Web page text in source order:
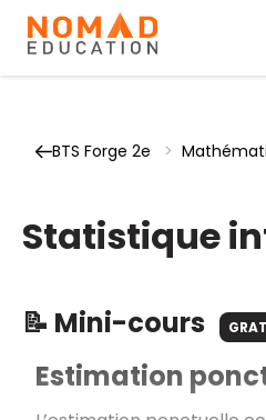
BTS Forge 2e >
Statistique
📝 Mini-cours
Estimation